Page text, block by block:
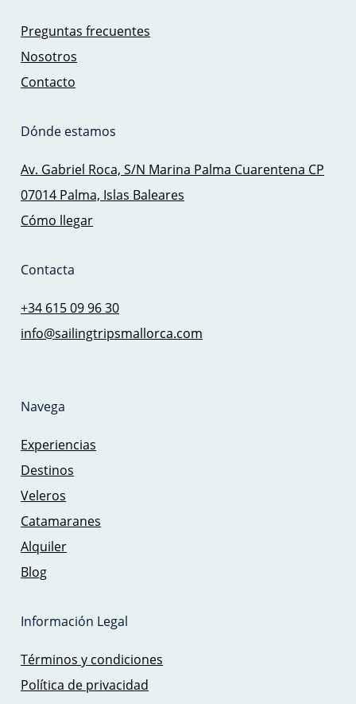
Preguntas frecuentes
Nosotros
Contacto
Dónde estamos
Av. Gabriel Roca, S/N Marina Palma Cuarentena CP
07014 Palma, Islas Baleares
Cómo llegar
Contacta
+34 615 09 96 30
info@sailingtripsmallorca.com
Navega
Experiencias
Destinos
Veleros
Catamaranes
Alquiler
Blog
Información Legal
Términos y condiciones
Política de privacidad